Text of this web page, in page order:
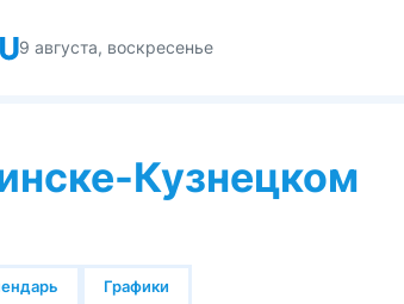
9 августа, воскресенье
Кузнецком
Графики